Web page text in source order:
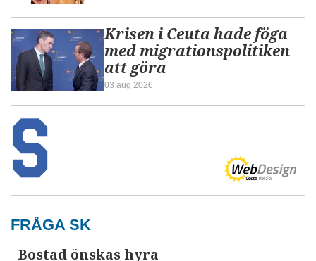
Krisen i Ceuta hade föga
med migrationspolitiken
att göra
03 aug 2026
FRÅGA SK
Bostad önskas hyra